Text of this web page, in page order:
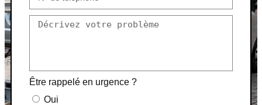
Être rappelé en urgence ?
Oui